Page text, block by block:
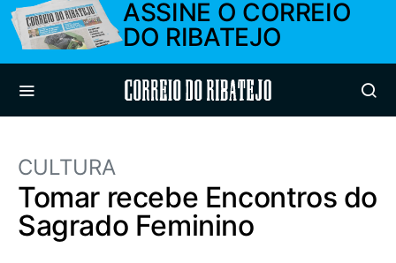
ASSINE O CORREIO
DO RIBATEJO
Correio do Ribatejo
CULTURA
Tomar recebe Encontros do
Sagrado Feminino